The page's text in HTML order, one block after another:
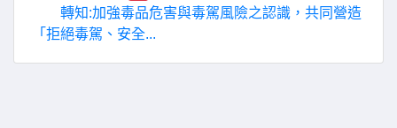
轉知:加強毒品危害與毒駕風險之認識，共同營造
「拒絕毒駕、安全...